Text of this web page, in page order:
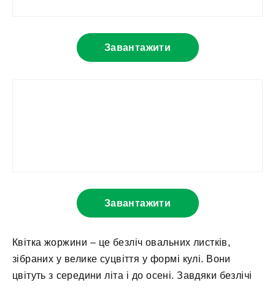
Завантажити
Завантажити
Квітка жоржини – це безліч овальних листків,
зібраних у велике суцвіття у формі кулі. Вони
цвітуть з середини літа і до осені. Завдяки безлічі